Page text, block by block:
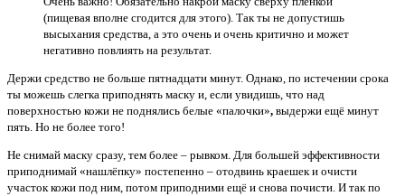
(пищевая вполне сгодится для этого). Так ты не допустишь
высыхания средства, а это очень и очень критично и может
негативно повлиять на результат.
Держи средство не больше пятнадцати минут. Однако, по истечении срока
ты можешь слегка приподнять маску и, если увидишь, что над
поверхностью кожи не поднялись белые «палочки», выдержи ещё минут
пять. Но не более того!
Не снимай маску сразу, тем более – рывком. Для большей эффективности
приподнимай «нашлёпку» постепенно – отодвинь краешек и очисти
участок кожи под ним, потом приподними ещё и снова почисти. И так по